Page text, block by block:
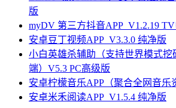
版
myDV 第三方抖音APP_V1.2.19
安卓豆丁视频APP_V3.3.0 纯净版
小白英雄杀辅助（支持世界模式挖
端）V5.3 PC高级版
安卓柠檬音乐APP（聚合全网音乐
安卓米禾阅读APP_V1.5.4 纯净版